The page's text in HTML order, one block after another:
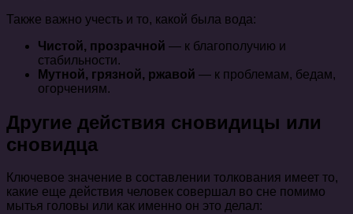
Также важно учесть и то, какой была вода:
Чистой, прозрачной — к благополучию и
стабильности.
Мутной, грязной, ржавой — к проблемам, бедам,
огорчениям.
Другие действия сновидицы или
сновидца
Ключевое значение в составлении толкования имеет то,
какие еще действия человек совершал во сне помимо
мытья головы или как именно он это делал: